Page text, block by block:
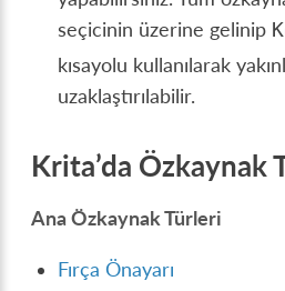
seçicinin üzerine gelinip
kısayolu kullanılarak
uzaklaştırılabilir.
Krita’da Özkaynak
Ana Özkaynak Türleri
Fırça Önayarı